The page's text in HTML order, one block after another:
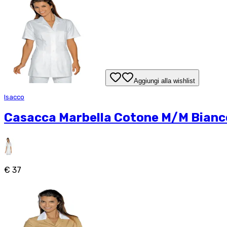
Aggiungi alla wishlist
Isacco
Casacca Marbella Cotone M/M
€ 37